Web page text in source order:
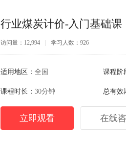
行业煤炭计价-入门基础课
访问量：12,994 学习人数：926
适用地区： 全国 课程阶
课程时长： 30分钟 总有效
立即观看 在线